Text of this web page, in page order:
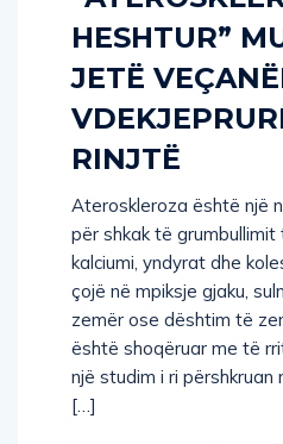
HESHTUR”
JETË
RINJTË
Ateroskleroza është një
për shkak të grumbullimit
kalciumi, yndyrat dhe
çojë në mpiksje gjaku,
zemër ose dështim të
është shoqëruar me të
një studim i ri përshkruan
[…]